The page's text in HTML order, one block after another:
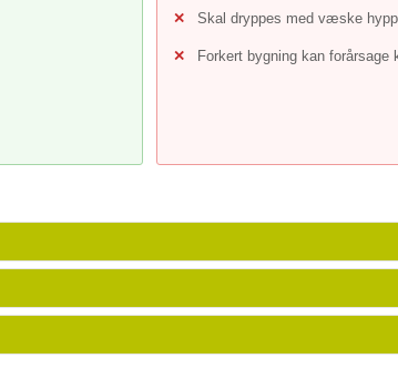
Skal dryppes med væske
Forkert bygning kan forårsage